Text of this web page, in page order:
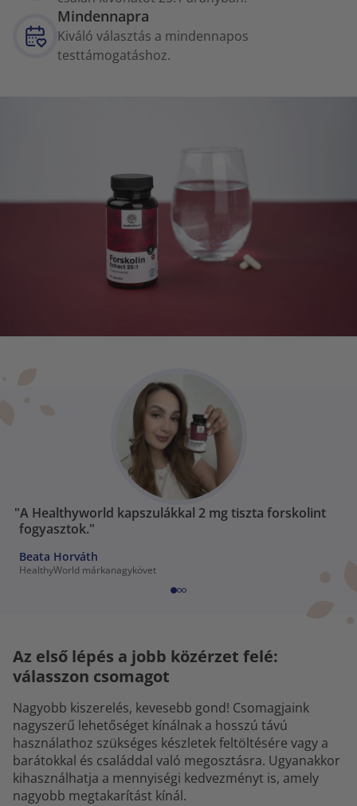
Mindennapra
Kiváló választás a mindennapos
testtámogatáshoz.
"A Healthyworld kapszulákkal 2 mg tiszta forskolint
fogyasztok."
Beata Horváth
HealthyWorld márkanagykövet
Az első lépés a jobb közérzet felé:
válasszon csomagot
Nagyobb kiszerelés, kevesebb gond! Csomagjaink
nagyszerű lehetőséget kínálnak a hosszú távú
használathoz szükséges készletek feltöltésére vagy a
barátokkal és családdal való megosztásra. Ugyanakkor
kihasználhatja a mennyiségi kedvezményt is, amely
nagyobb megtakarítást kínál.